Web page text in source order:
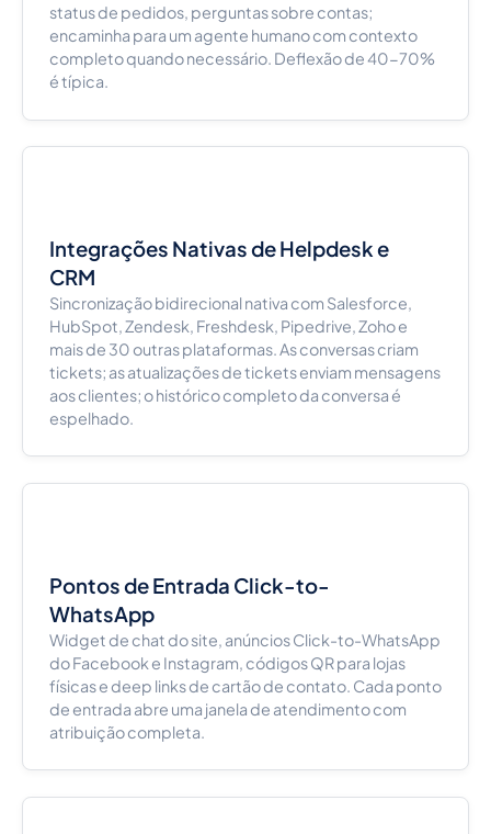
status de pedidos, perguntas sobre contas;
encaminha para um agente humano com contexto
completo quando necessário. Deflexão de 40-70%
é típica.
Integrações Nativas de Helpdesk e
CRM
Sincronização bidirecional nativa com Salesforce,
HubSpot, Zendesk, Freshdesk, Pipedrive, Zoho e
mais de 30 outras plataformas. As conversas criam
tickets; as atualizações de tickets enviam mensagens
aos clientes; o histórico completo da conversa é
espelhado.
Pontos de Entrada Click-to-
WhatsApp
Widget de chat do site, anúncios Click-to-WhatsApp
do Facebook e Instagram, códigos QR para lojas
físicas e deep links de cartão de contato. Cada ponto
de entrada abre uma janela de atendimento com
atribuição completa.